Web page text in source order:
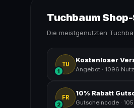
Tuchbaum
Die meistgenutzten
TU
1
Kostenloser
Angebot · 1096
FR
2
10% Rabatt
Gutscheincode ·